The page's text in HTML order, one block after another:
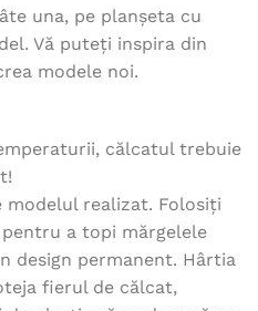
una, pe planșeta cu
Vă puteți inspira din
modele noi.
călcatul trebuie
realizat. Folosiți
a topi mărgelele
design permanent. Hârtia
fierul de călcat,